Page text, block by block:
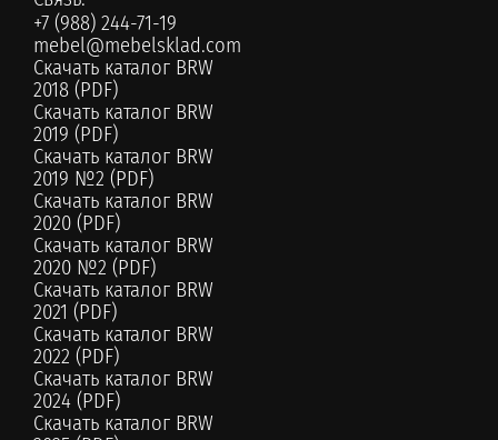
+7 (988) 244-71-19
mebel@mebelsklad.com
Скачать каталог BRW
2018 (PDF)
Скачать каталог BRW
2019 (PDF)
Скачать каталог BRW
2019 №2 (PDF)
Скачать каталог BRW
2020 (PDF)
Скачать каталог BRW
2020 №2 (PDF)
Скачать каталог BRW
2021 (PDF)
Скачать каталог BRW
2022 (PDF)
Скачать каталог BRW
2024 (PDF)
Скачать каталог BRW